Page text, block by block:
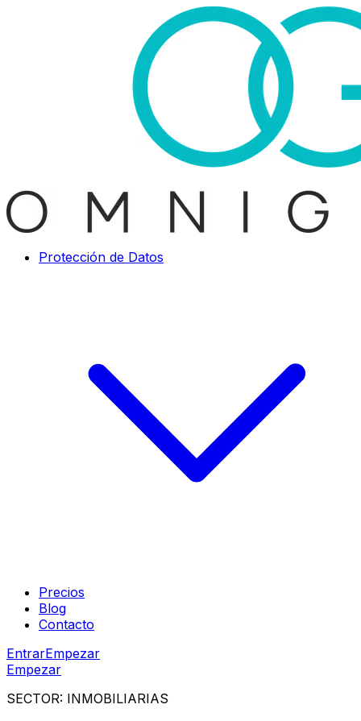
Protección de Datos
Precios
Blog
Contacto
EntrarEmpezar
Empezar
SECTOR: INMOBILIARIAS